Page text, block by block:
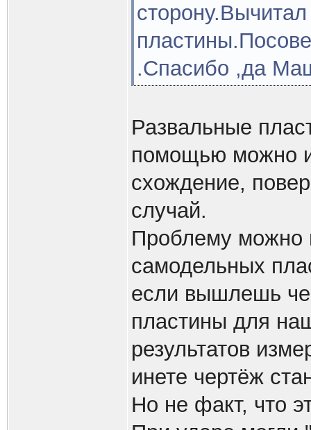
.Спасибо ,да
Развальные
помощью можно
схождение,
случай.
Проблему можно
самодельных
если вышлешь
пластины для
результатов
инете чертёж
Но не факт, что